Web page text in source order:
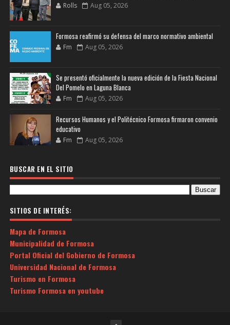
Rolls Aug 05, 2026
Formosa reafirmó su defensa del marco normativo ambiental
Fm Aug 05, 2026
Se presentó oficialmente la nueva edición de la Fiesta Nacional
Del Pomelo en Laguna Blanca
Fm Aug 05, 2026
Recursos Humanos y el Politécnico Formosa firmaron convenio
educativo
Fm Aug 05, 2026
BUSCAR EN EL SITIO
SITIOS DE INTERÉS:
Mapa de Formosa
Municipalidad de Formosa
Portal Oficial del Gobierno de Formosa
Universidad Nacional de Formosa
Turismo en Formosa
Turismo Formosa en youtube